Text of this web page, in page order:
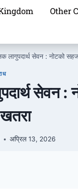
Other
लागुपदार्थ सेवन : नोटको
सेवन
अप्रिल 13, 2026